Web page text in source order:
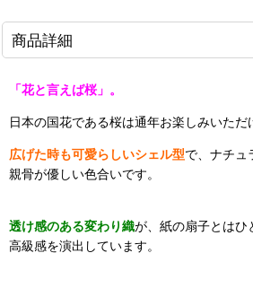
商品詳細
「花と言えば桜」。
日本の国花である桜は通年お楽しみいただ
広げた時も可愛らしいシェル型で、ナチュ
親骨が優しい色合いです。
透け感のある変わり織が、紙の扇子とはひ
高級感を演出しています。